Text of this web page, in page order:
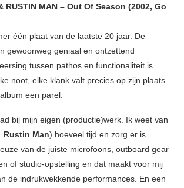
RUSTIN MAN – Out Of Season (2002, Go
één plaat van de laatste 20 jaar. De
gewoonweg geniaal en ontzettend
tussen pathos en functionaliteit is
noot, elke klank valt precies op zijn plaats.
een parel.
bij mijn eigen (productie)werk. Ik weet van
Rustin Man) hoeveel tijd en zorg er is
van de juiste microfoons, outboard gear
of studio-opstelling en dat maakt voor mij
de indrukwekkende performances. En een